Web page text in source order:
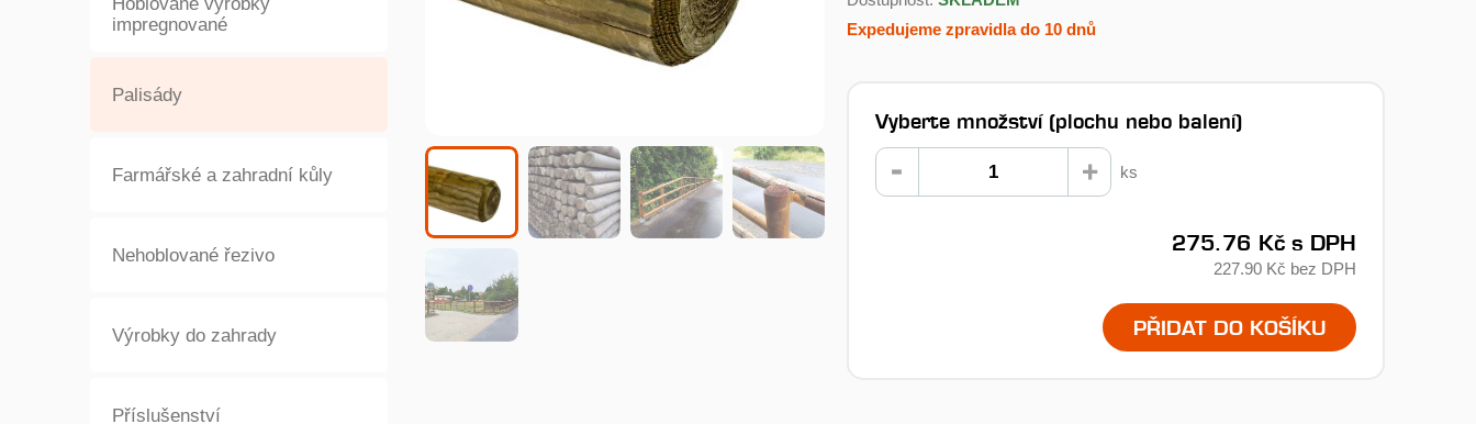
impregnované
Palisády
Farmářské a zahradní kůly
Nehoblované řezivo
Výrobky do zahrady
Příslušenství
Expedujeme zpravidla do 10 dnů
Vyberte množství (plochu nebo balení)
ks
275.76 Kč s DPH
227.90 Kč bez DPH
PŘIDAT DO KOŠÍKU